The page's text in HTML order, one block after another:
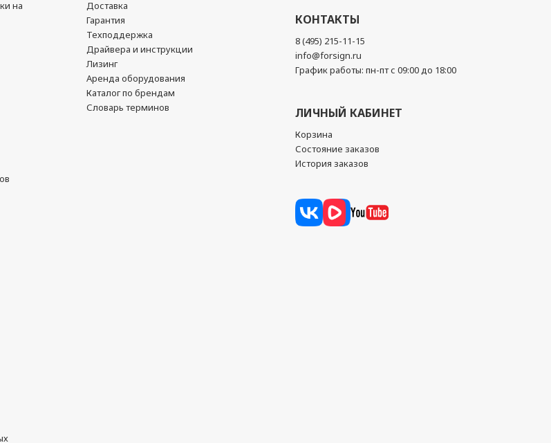
на
Доставка
Гарантия
Техподдержка
Драйвера и инструкции
Лизинг
Аренда оборудования
Каталог по брендам
Словарь терминов
КОНТАКТЫ
8 (495) 215-11-15
info@forsign.ru
График работы: пн-пт с 09:00 до 18:00
ЛИЧНЫЙ КАБИНЕТ
Корзина
Состояние заказов
История заказов